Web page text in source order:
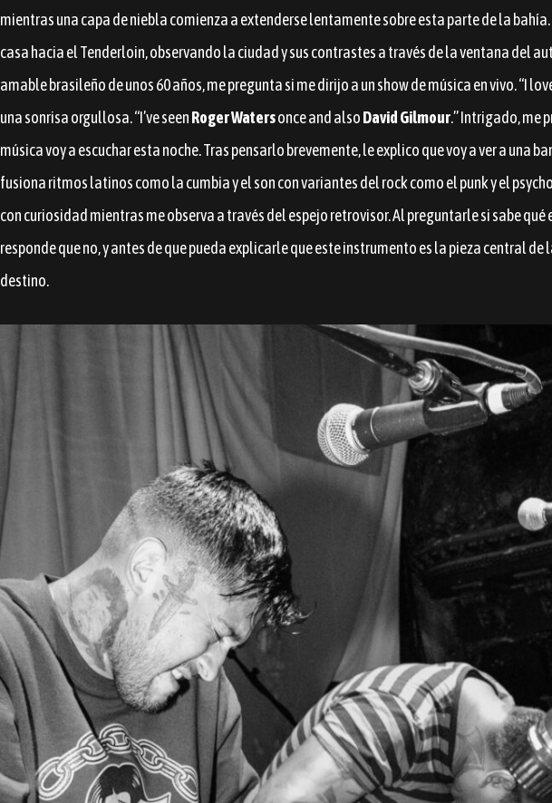
mientras una capa de niebla comienza a extenderse lentamente sobre esta parte de la bahía.
casa hacia el Tenderloin, observando la ciudad y sus contrastes a través de la ventana del
amable brasileño de unos 60 años, me pregunta si me dirijo a un show de música en vivo. “I
una sonrisa orgullosa. “I’ve seenRoger Watersonce and alsoDavid Gilmour.” Intrigado, me
música voy a escuchar esta noche. Tras pensarlo brevemente, le explico que voy a ver a una
fusiona ritmos latinos como la cumbia y el son con variantes del rock como el punk y el
con curiosidad mientras me observa a través del espejo retrovisor. Al preguntarle si sabe qué
responde que no, y antes de que pueda explicarle que este instrumento es la pieza central
destino.